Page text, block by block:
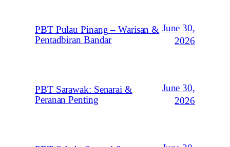
PBT Pulau Pinang – Warisan &
Pentadbiran Bandar
June 30,
2026
PBT Sarawak: Senarai &
Peranan Penting
June 30,
2026